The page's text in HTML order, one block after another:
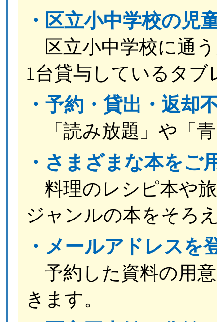
・区立小中学校の児
区立小中学校に通
1台貸与しているタ
・予約・貸出・返却
「読み放題」や「
・さまざまな本をご
料理のレシピ本や
ジャンルの本をそろ
・メールアドレスを
予約した資料の用
きます。